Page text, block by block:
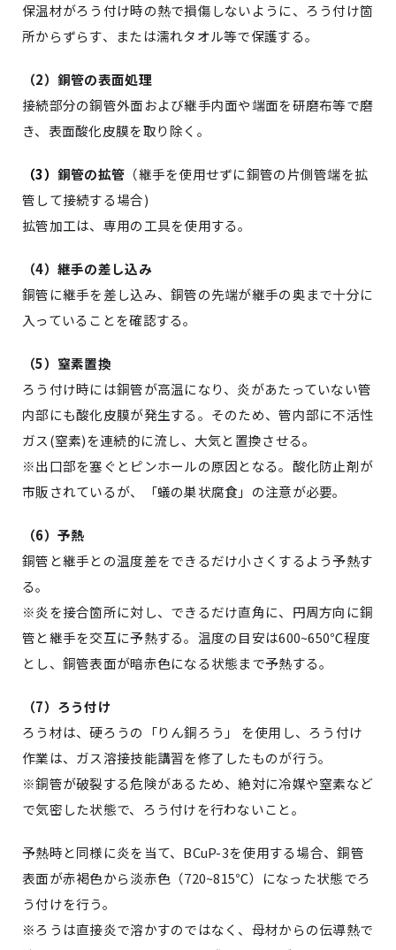
保温材がろう付け時の熱で損傷しないように、ろう付け箇
所からずらす、または濡れタオル等で保護する。
（2）銅管の表面処理
接続部分の銅管外面および継手内面や端面を研磨布等で磨
き、表面酸化皮膜を取り除く。
（3） 銅管の拡管 （継手を使用せずに銅管の片側管端を拡
管して接続する場合)
拡管加工は、専用の工具を使用する。
（4）継手の差し込み
銅管に継手を差し込み、銅管の先端が継手の奥まで十分に
入っていることを確認する。
（5）窒素置換
ろう付け時には銅管が高温になり、炎があたっていない管
内部にも酸化皮膜が発生する。そのため、管内部に不活性
ガス(窒素)を連続的に流し、大気と置換させる。
※出口部を塞ぐとピンホールの原因となる。酸化防止剤が
市販されているが、「蟻の巣状腐食」の注意が必要。
（6）予熱
銅管 と継手との温度差をできるだけ小さくするよう予熱す
る。
※炎を接合箇所に対し、できるだけ直角に、円周方向に銅
管と継手を交互に予熱する。温度の目安は600~650℃程度
とし、銅管表面が暗赤色になる状態まで予熱する。
（7）ろう付け
ろう材は、硬ろうの「りん銅ろう」 を使用し、ろう付け
作業は、ガス溶接技能講習を修了したものが行う。
※銅管が破裂する危険があるため、絶対に冷媒や窒素など
で気密した状態で、ろう付けを行わないこと。
予熱時と同様に炎を当て、 BCuP-3を使用する場合、銅管
表面が赤褐色から淡赤色（720~815℃）になった状態でろ
う付けを行う。
※ろうは直接炎で溶かすのではなく、母材からの伝導熱で